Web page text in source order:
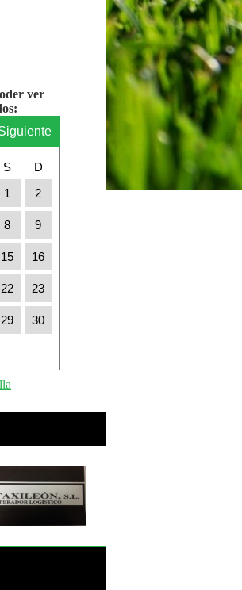
ver
S
D
1
2
8 9
15 16
22 23
29 30